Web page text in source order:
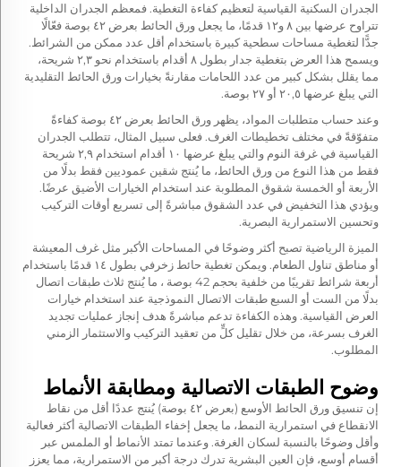
الجدران السكنية القياسية لتعظيم كفاءة التغطية. فمعظم الجدران الداخلية
تتراوح عرضها بين ٨ و١٢ قدمًا، ما يجعل ورق الحائط بعرض ٤٢ بوصة فعّالًا
جدًّا لتغطية مساحات سطحية كبيرة باستخدام أقل عدد ممكن من الشرائط.
ويسمح هذا العرض بتغطية جدار بطول ٨ أقدام باستخدام نحو ٢,٣ شريحة،
مما يقلل بشكل كبير من عدد اللحامات مقارنةً بخيارات ورق الحائط التقليدية
التي يبلغ عرضها ٢٠,٥ أو ٢٧ بوصة.
وعند حساب متطلبات المواد، يظهر ورق الحائط بعرض ٤٢ بوصة كفاءةً
متفوّقةً في مختلف تخطيطات الغرف. فعلى سبيل المثال، تتطلب الجدران
القياسية في غرفة النوم والتي يبلغ عرضها ١٠ أقدام استخدام ٢,٩ شريحة
فقط من هذا النوع من ورق الحائط، ما يُنتج شقين عموديين فقط بدلًا من
الأربعة أو الخمسة شقوق المطلوبة عند استخدام الخيارات الأضيق عرضًا.
ويؤدي هذا التخفيض في عدد الشقوق مباشرةً إلى تسريع أوقات التركيب
وتحسين الاستمرارية البصرية.
الميزة الرياضية تصبح أكثر وضوحًا في المساحات الأكبر مثل غرف المعيشة
أو مناطق تناول الطعام. ويمكن تغطية حائط زخرفي بطول ١٤ قدمًا باستخدام
أربعة شرائط تقريبًا من خلفية بحجم 42 بوصة
، ما يُنتج ثلاث طبقات اتصال
بدلًا من الست أو السبع طبقات الاتصال النموذجية عند استخدام خيارات
العرض القياسية. وهذه الكفاءة تدعم مباشرةً هدف إنجاز عمليات تجديد
الغرف بسرعة، من خلال تقليل كلٍّ من تعقيد التركيب والاستثمار الزمني
المطلوب.
وضوح الطبقات الاتصالية ومطابقة الأنماط
إن تنسيق ورق الحائط الأوسع (بعرض ٤٢ بوصة) يُنتج عددًا أقل من نقاط
الانقطاع في استمرارية النمط، ما يجعل إخفاء الطبقات الاتصالية أكثر فعالية
وأقل وضوحًا بالنسبة لسكان الغرفة. وعندما تمتد الأنماط أو الملمس عبر
أقسام أوسع، فإن العين البشرية تدرك درجة أكبر من الاستمرارية، مما يعزز